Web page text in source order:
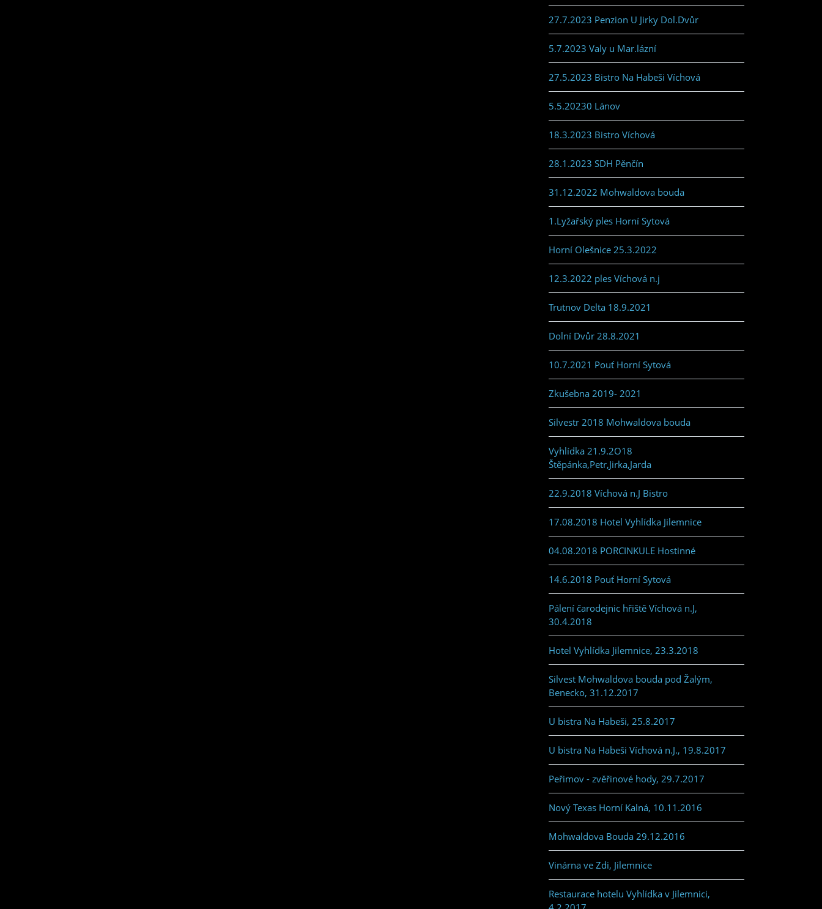
27.7.2023 Penzion U Jirky Dol.Dvůr
5.7.2023 Valy u Mar.lázní
27.5.2023 Bistro Na Habeši Víchová
5.5.20230 Lánov
18.3.2023 Bistro Víchová
28.1.2023 SDH Pěnčín
31.12.2022 Mohwaldova bouda
1.Lyžařský ples Horní Sytová
Horní Olešnice 25.3.2022
12.3.2022 ples Víchová n.j
Trutnov Delta 18.9.2021
Dolní Dvůr 28.8.2021
10.7.2021 Pouť Horní Sytová
Zkušebna 2019- 2021
Silvestr 2018 Mohwaldova bouda
Vyhlídka 21.9.2O18
Štěpánka,Petr,Jirka,Jarda
22.9.2018 Víchová n.J Bistro
17.08.2018 Hotel Vyhlídka Jilemnice
04.08.2018 PORCINKULE Hostinné
14.6.2018 Pouť Horní Sytová
Pálení čarodejnic hřiště Víchová n.J,
30.4.2018
Hotel Vyhlídka Jilemnice, 23.3.2018
Silvest Mohwaldova bouda pod Žalým,
Benecko, 31.12.2017
U bistra Na Habeši, 25.8.2017
U bistra Na Habeši Víchová n.J., 19.8.2017
Peřimov - zvěřinové hody, 29.7.2017
Nový Texas Horní Kalná, 10.11.2016
Mohwaldova Bouda 29.12.2016
Vinárna ve Zdi, Jilemnice
Restaurace hotelu Vyhlídka v Jilemnici,